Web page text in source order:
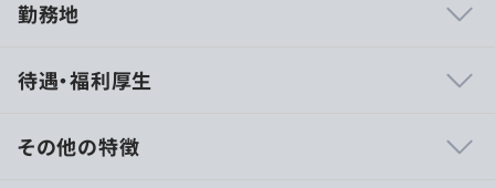
新プロダクトはすべてAmazon Web サービス（以下
います。
これまで電子書籍配信システムや電子書店ストアシステム
勤務地
待遇・福利厚生
その他の特徴